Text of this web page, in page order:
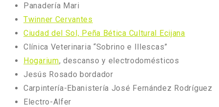
Panadería Mari
Twinner Cervantes
Ciudad del Sol, Peña Bética Cultural Ecijana
Clínica Veterinaria “Sobrino e Illescas”
Hogarium, descanso y electrodomésticos
Jesús Rosado bordador
Carpintería-Ebanistería José Fernández Rodríguez
Electro-Alfer